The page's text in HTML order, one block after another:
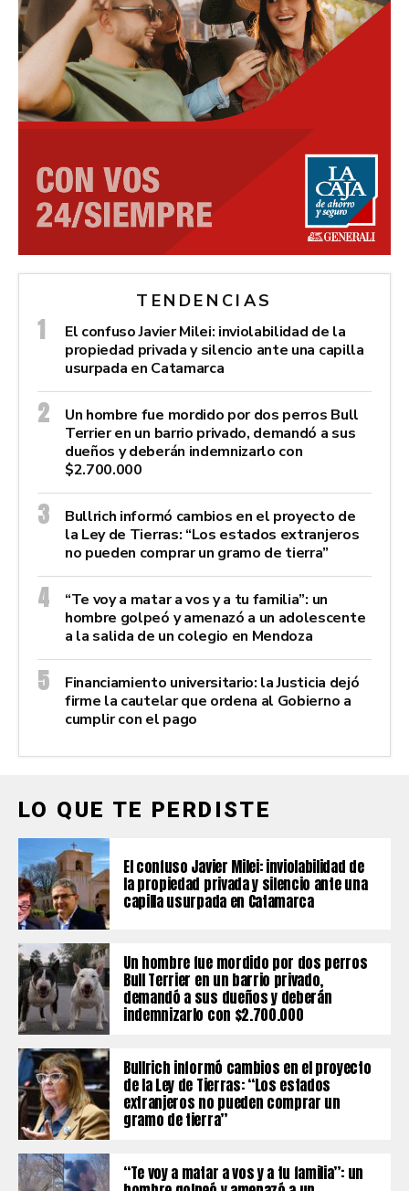
TENDENCIAS
El confuso Javier Milei: inviolabilidad de la
propiedad privada y silencio ante una capilla
usurpada en Catamarca
Un hombre fue mordido por dos perros Bull
Terrier en un barrio privado, demandó a sus
dueños y deberán indemnizarlo con
$2.700.000
Bullrich informó cambios en el proyecto de
la Ley de Tierras: “Los estados extranjeros
no pueden comprar un gramo de tierra”
“Te voy a matar a vos y a tu familia”: un
hombre golpeó y amenazó a un adolescente
a la salida de un colegio en Mendoza
Financiamiento universitario: la Justicia dejó
firme la cautelar que ordena al Gobierno a
cumplir con el pago
LO QUE TE PERDISTE
El confuso Javier Milei: inviolabilidad de
la propiedad privada y silencio ante una
capilla usurpada en Catamarca
Un hombre fue mordido por dos perros
Bull Terrier en un barrio privado,
demandó a sus dueños y deberán
indemnizarlo con $2.700.000
Bullrich informó cambios en el proyecto
de la Ley de Tierras: “Los estados
extranjeros no pueden comprar un
gramo de tierra”
“Te voy a matar a vos y a tu familia”: un